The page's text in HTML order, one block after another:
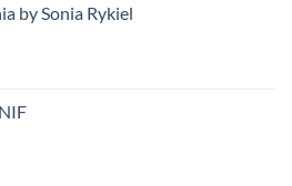
by Sonia Rykiel